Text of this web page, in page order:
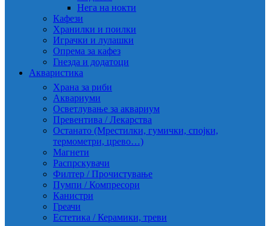
Нега на нокти
Кафези
Хранилки и поилки
Играчки и лулашки
Опрема за кафез
Гнезда и додатоци
Акваристика
Храна за риби
Аквариуми
Осветлување за аквариум
Превентива / Лекарства
Останато (Мрестилки, гумички, спојки,
термометри, црево…)
Магнети
Распрскувачи
Филтер / Прочистување
Пумпи / Компресори
Канистри
Греачи
Естетика / Керамики, треви